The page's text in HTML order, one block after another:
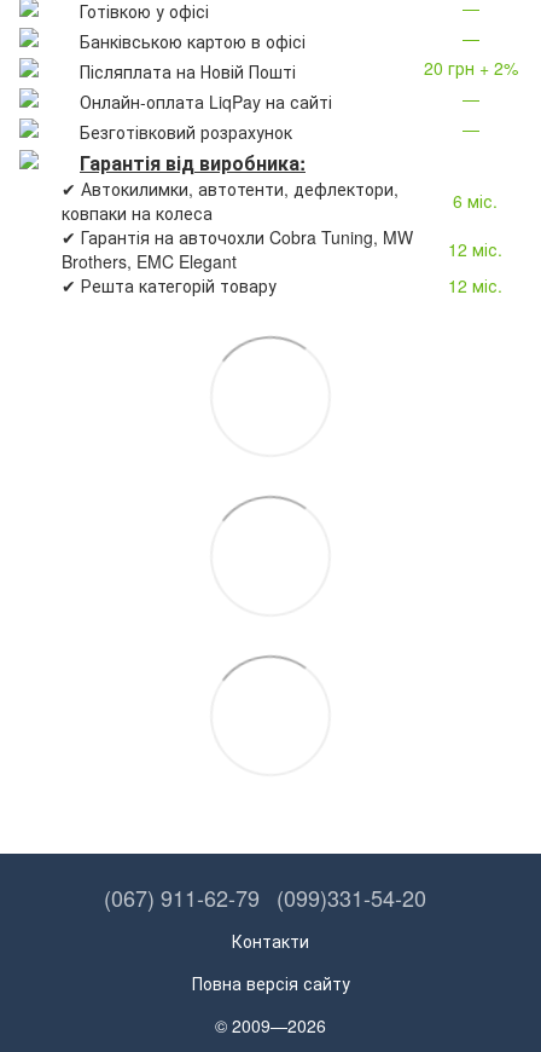
Готівкою у офісі
—
Банківською картою в офісі
—
Післяплата на Новій Пошті
20 грн + 2%
Онлайн-оплата LiqPay на сайті
—
Безготівковий розрахунок
—
Гарантія від виробника:
✔ Автокилимки, автотенти, дефлектори,
ковпаки на колеса
6 міс.
✔ Гарантія на авточохли Cobra Tuning, MW
Brothers, EMC Elegant
12 міс.
✔ Решта категорій товару
12 міс.
(067) 911-62-79 (099)331-54-20
Контакти
Повна версія сайту
© 2009—2026